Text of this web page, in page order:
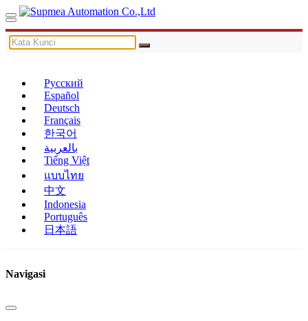
Русский
Español
Deutsch
Français
한국어
بالعربية
Tiếng Việt
แบบไทย
中文
Indonesia
Português
日本語
Navigasi